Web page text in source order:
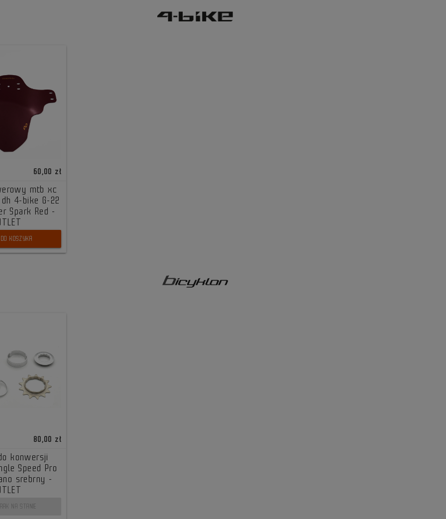
60,00 zł
mtb xc
4-bike G-22
Spark Red -
DO KOSZYKA
80,00 zł
konwersji
Speed Pro
srebrny -
NA STANIE